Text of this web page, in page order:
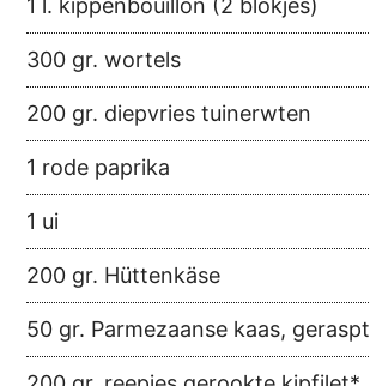
1 l. kippenbouillon (2 blokjes)
300 gr. wortels
200 gr. diepvries tuinerwten
1 rode paprika
1 ui
200 gr. Hüttenkäse
50 gr. Parmezaanse kaas, geraspt